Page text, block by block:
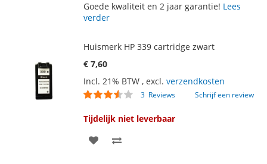
Goede kwaliteit en 2 jaar garantie! Lees
verder
Huismerk HP 339 cartridge zwart
€ 7,60
Incl. 21% BTW , excl. verzendkosten
Waardering:
3 Reviews Schrijf een review
Tijdelijk niet leverbaar
VOEG